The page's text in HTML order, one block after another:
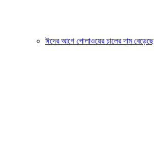
ঈদের আগে পোলাওয়ের চালের দাম